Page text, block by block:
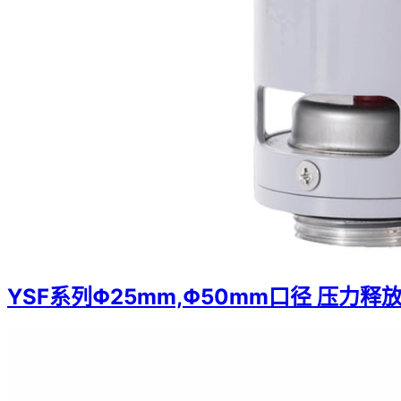
YSF系列Φ25mm,Φ50mm口径 压力释